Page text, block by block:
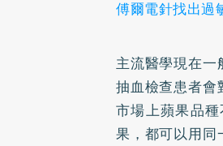
傅爾電針找出過
主流醫學現在一
抽血檢查患者會
市場上蘋果品
果，都可以用同